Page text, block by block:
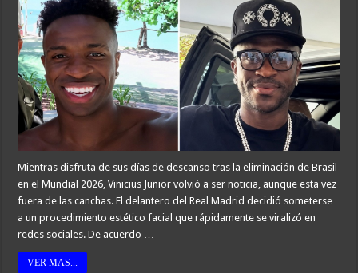
Mientras disfruta de sus días de descanso tras la eliminación de Brasil
en el Mundial 2026, Vinicius Junior volvió a ser noticia, aunque esta vez
fuera de las canchas. El delantero del Real Madrid decidió someterse
a un procedimiento estético facial que rápidamente se viralizó en
redes sociales. De acuerdo …
VER MAS...